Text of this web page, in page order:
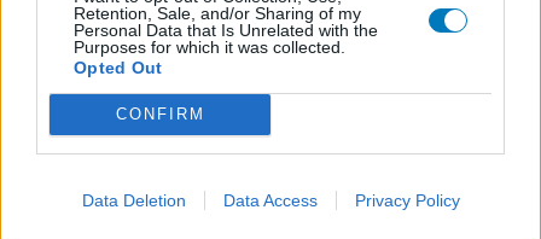
Retention, Sale, and/or Sharing of my
Personal Data that Is Unrelated with the
Purposes for which it was collected.
Opted Out
CONFIRM
Data Deletion Data Access Privacy Policy
amitriptyline (50mg)
Fibromyalgie
Effectiviteit
Hoeveelheid bijwerkingen
Bijwerkingen
droge mond
vermoeidheid